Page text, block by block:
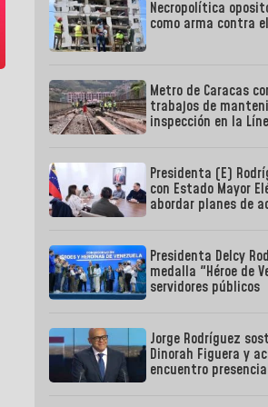
Necropolítica
como arma contra
Metro de Caracas
trabajos de
inspección en la
Presidenta (E)
con Estado Mayor
abordar planes de
Presidenta Delcy
medalla "Héroe de
servidores públicos
Jorge Rodríguez
Dinorah Figuera y
encuentro